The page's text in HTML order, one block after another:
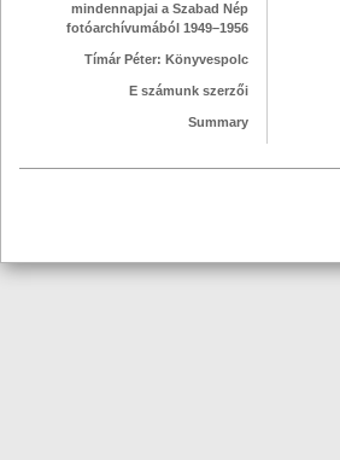
mindennapjai a Szabad Nép
fotóarchívumából 1949–1956
Tímár Péter: Könyvespolc
E számunk szerzői
Summary